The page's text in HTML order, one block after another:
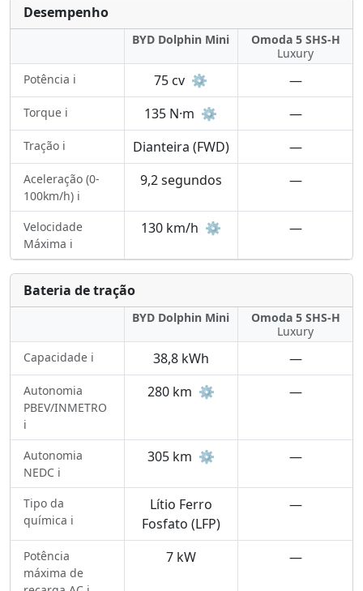
Desempenho
BYD Dolphin Mini
Omoda 5 SHS-H
Luxury
Potência ℹ️
75 cv ⚙️ —
Torque ℹ️ 135 N·m ⚙️ —
Tração ℹ️ Dianteira (FWD) —
Aceleração (0-
100km/h) ℹ️
9,2 segundos —
Velocidade
Máxima ℹ️
130 km/h ⚙️ —
Bateria de tração
BYD Dolphin Mini
Omoda 5 SHS-H
Luxury
Capacidade ℹ️
38,8 kWh —
Autonomia
PBEV/INMETRO
ℹ️
280 km ⚙️ —
Autonomia
NEDC ℹ️
305 km ⚙️ —
Tipo da
química ℹ️
Lítio Ferro
Fosfato (LFP)
—
Potência
máxima de
7 kW —